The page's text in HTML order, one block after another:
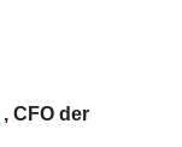
, CFO der